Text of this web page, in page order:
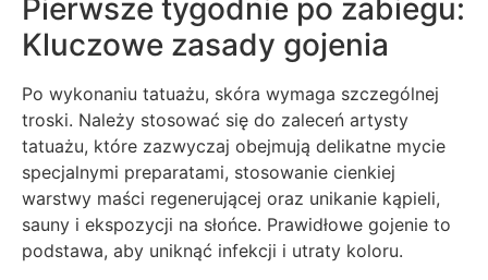
Pierwsze tygodnie po zabiegu:
Kluczowe zasady gojenia
Po wykonaniu tatuażu, skóra wymaga szczególnej
troski. Należy stosować się do zaleceń artysty
tatuażu, które zazwyczaj obejmują delikatne mycie
specjalnymi preparatami, stosowanie cienkiej
warstwy maści regenerującej oraz unikanie kąpieli,
sauny i ekspozycji na słońce. Prawidłowe gojenie to
podstawa, aby uniknąć infekcji i utraty koloru.